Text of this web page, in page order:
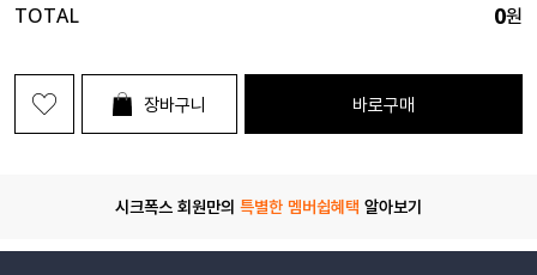
TOTAL 0원
장바구니 바로구매
시크폭스 회원만의 특별한 멤버쉽혜택 알아보기